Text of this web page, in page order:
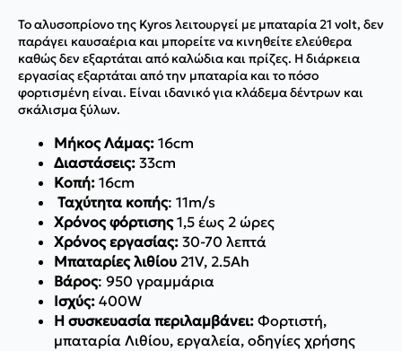
Το αλυσοπρίονο της Kyros λειτουργεί με μπαταρία 21 volt, δεν
παράγει καυσαέρια και μπορείτε να κινηθείτε ελεύθερα
καθώς δεν εξαρτάται από καλώδια και πρίζες. Η διάρκεια
εργασίας εξαρτάται από την μπαταρία και το πόσο
φορτισμένη είναι. Eίναι ιδανικό για κλάδεμα δέντρων και
σκάλισμα ξύλων.
Μήκος Λάμας: 16cm
Διαστάσεις: 33cm
Κοπή: 16cm
Ταχύτητα κοπής: 11m/s
Χρόνος φόρτισης1,5 έως 2 ώρες
Χρόνος εργασίας: 30-70 λεπτά
Μπαταρίες λιθίου 21V, 2.5Ah
Βάρος: 950 γραμμάρια
Ισχύς: 400W
Η συσκευασία περιλαμβάνει: Φορτιστή,
μπαταρία Λιθίου, εργαλεία, οδηγίες χρήσης